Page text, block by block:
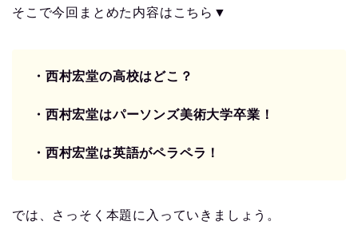
そこで今回まとめた内容はこちら▼
・西村宏堂の高校はどこ？
・西村宏堂はパーソンズ美術大学卒業！
・西村宏堂は英語がペラペラ！
では、さっそく本題に入っていきましょう。